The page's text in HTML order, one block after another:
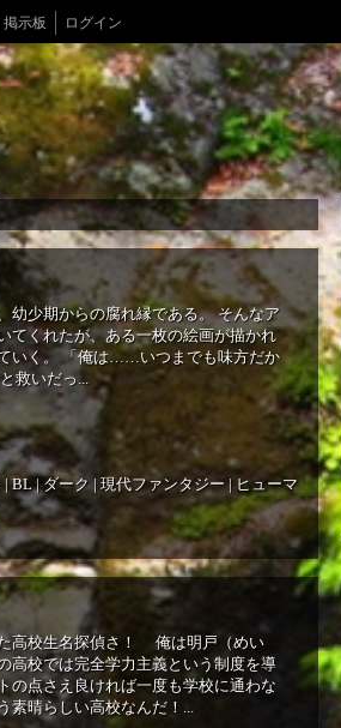
掲示板 ログイン
幼少期からの腐れ縁である。 そんなア
てくれたが、ある一枚の絵画が描かれ
いく。 「俺は……いつまでも味方だか
救いだっ...
|BL|ダーク | 現代ファンタジー| ヒューマ
高校生名探偵さ！ 俺は明戸（めい
高校では完全学力主義という制度を導
の点さえ良ければ一度も学校に通わな
素晴らしい高校なんだ！...